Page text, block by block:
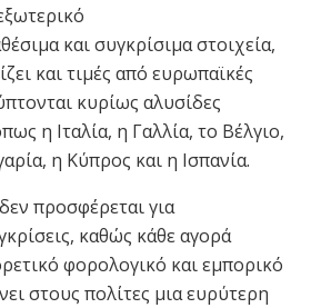
και συγκρίσιμα στοιχεία,
και τιμές από ευρωπαϊκές
κυρίως αλυσίδες
η Ιταλία, η Γαλλία, το Βέλγιο,
η Κύπρος και η Ισπανία.
προσφέρεται για
καθώς κάθε αγορά
φορολογικό και εμπορικό
στους πολίτες μια ευρύτερη